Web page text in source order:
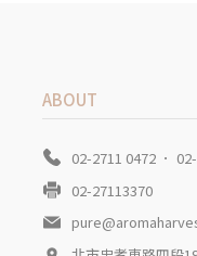
ABOUT
02-2711 0472 ．
02-27113370